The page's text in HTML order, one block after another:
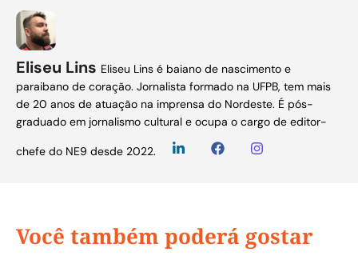
Eliseu Lins Eliseu Lins é baiano de nascimento e
paraibano de coração. Jornalista formado na UFPB, tem mais
de 20 anos de atuação na imprensa do Nordeste. É pós-
graduado em jornalismo cultural e ocupa o cargo de editor-
chefe do NE9 desde 2022.
Você também poderá gostar